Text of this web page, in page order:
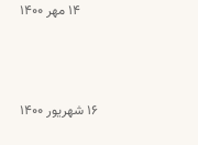
۱۴ مهر ۱۴۰۰
۱۶ شهریور ۱۴۰۰